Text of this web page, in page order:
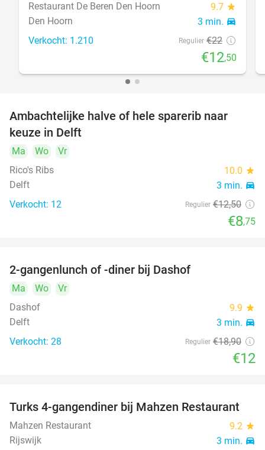
Restaurant De Beren Den Hoorn
9.7 star
Den Hoorn 3 min. directions_car
Verkocht: 1.210 Regulier €22
€12,50
Ambachtelijke halve of hele sparerib naar
keuze in Delft
Ma Wo
Vr
Rico's Ribs
10.0 star
Delft 3 min. directions_car
Verkocht: 12 Regulier €12,50
€8,75
2-gangenlunch of -diner bij Dashof
Ma Wo
Vr
Dashof
9.9 star
Delft 3 min. directions_car
Verkocht: 28 Regulier €18,90
€12
59%
Turks 4-gangendiner bij Mahzen Restaurant
Mahzen Restaurant 9.2 star
Rijswijk 3 min. directions_car